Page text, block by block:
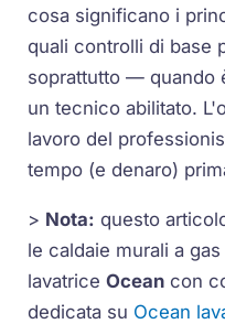
cosa significano i
quali controlli di base
soprattutto — quando
un tecnico abilitato.
lavoro del
tempo (e denaro)
> Nota: questo
le caldaie murali a gas
lavatriceOcean con
dedicata su Ocean